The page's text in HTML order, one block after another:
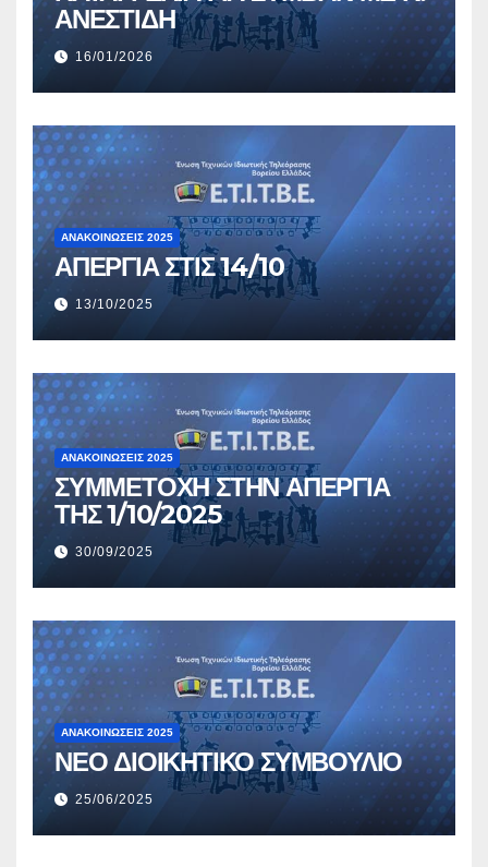
ΑΝΕΣΤΙΔΗ
16/01/2026
ΑΝΑΚΟΙΝΏΣΕΙΣ 2025
ΑΠΕΡΓΙΑ ΣΤΙΣ 14/10
13/10/2025
ΑΝΑΚΟΙΝΏΣΕΙΣ 2025
ΣΥΜΜΕΤΟΧΗ ΣΤΗΝ ΑΠΕΡΓΙΑ
ΤΗΣ 1/10/2025
30/09/2025
ΑΝΑΚΟΙΝΏΣΕΙΣ 2025
ΝΕΟ ΔΙΟΙΚΗΤΙΚΟ ΣΥΜΒΟΥΛΙΟ
25/06/2025